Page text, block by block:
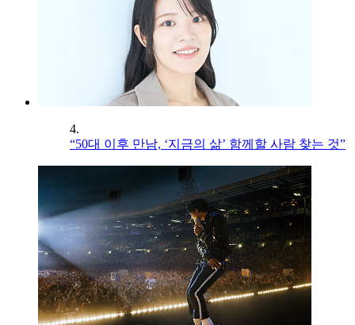
4.
“50대 이후 만남, ‘지금의 삶’ 함께할 사람 찾는 것”